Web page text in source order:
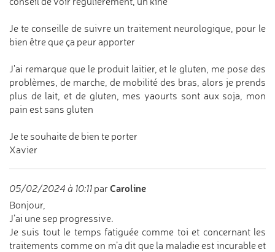
Je te conseille de suivre un traitement neurologique, pour le
bien être que ça peur apporter
J'ai remarque que le produit laitier, et le gluten, me pose des
problèmes, de marche, de mobilité des bras, alors je prends
plus de lait, et de gluten, mes yaourts sont aux soja, mon
pain est sans gluten
Je te souhaite de bien te porter
Xavier
05/02/2024 à 10:11 par Caroline
Bonjour,
J’ai une sep progressive.
Je suis tout le temps fatiguée comme toi et concernant les
traitements comme on m’a dit que la maladie est incurable et